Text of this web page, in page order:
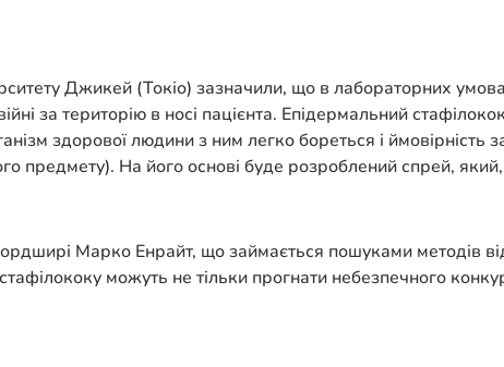
Джикей (Токіо) зазначили, що в лабораторних
за територію в носі пацієнта. Епідермальний
здорової людини з ним легко бореться і
предмету). На його основі буде розроблений спрей,
Марко Енрайт, що займається пошуками методів
можуть не тільки прогнати небезпечного